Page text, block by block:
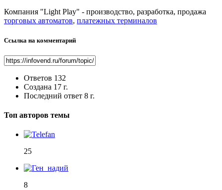
Компания "Light Play" - производство, разработка, продажа
торговых автоматов, платежных терминалов
Ссылка на комментарий
Ответов 132
Создана 17 г.
Последний ответ 8 г.
Топ авторов темы
25
8